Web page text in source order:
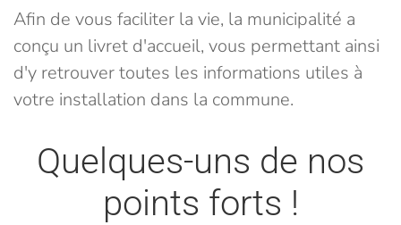
Afin de vous faciliter la vie, la municipalité a
conçu un livret d'accueil, vous permettant ainsi
d'y retrouver toutes les informations utiles à
votre installation dans la commune.
Quelques-uns de nos
points forts !